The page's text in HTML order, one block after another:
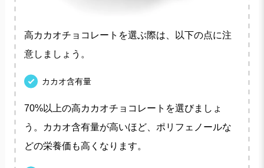
高カカオチョコレートを選ぶ際は、以下の点に注
意しましょう。
カカオ含有量
70%以上の高カカオチョコレートを選びましょ
う。カカオ含有量が高いほど、ポリフェノールな
どの栄養価も高くなります。